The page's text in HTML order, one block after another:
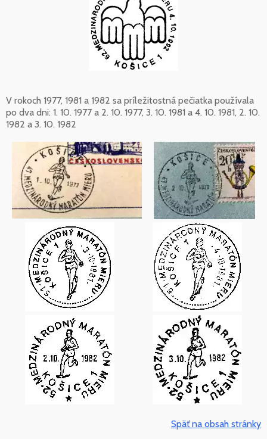
V rokoch 1977, 1981 a 1982 sa príležitostná pečiatka používala
po dva dni: 1. 10. 1977 a 2. 10. 1977, 3. 10. 1981 a 4. 10. 1981, 2. 10.
1982 a 3. 10. 1982
Späť na obsah stránky